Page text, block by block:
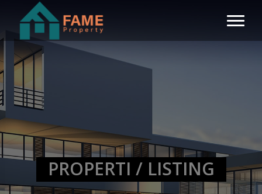
PROPERTI / LISTING